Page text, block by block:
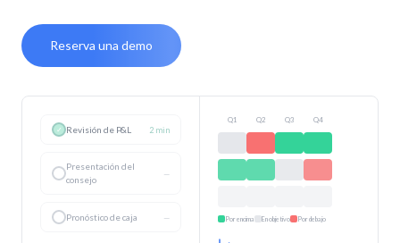
✓ Revisión de P&L 2 min
Presentación del
consejo
Pronóstico de caja —
Q1 Q2 Q3 Q4
Por encima En objetivo Por debajo
Reserva una demo